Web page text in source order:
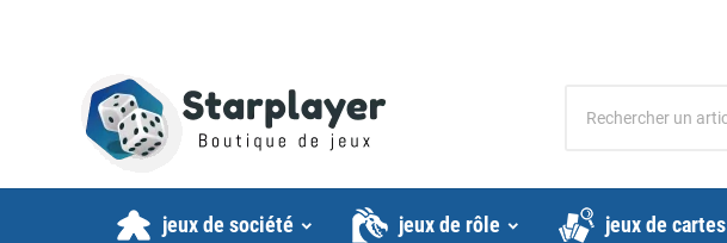
jeux de société jeux de rôle jeux de cartes